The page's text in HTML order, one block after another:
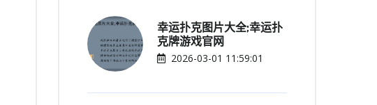
幸运扑克图片大全;幸运扑
克牌游戏官网
2026-03-01 11:59:01